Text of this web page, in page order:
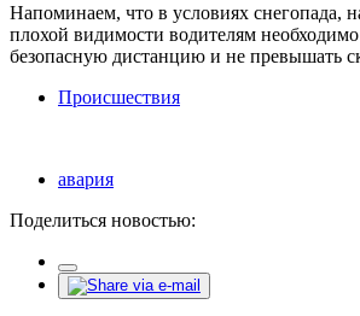
Напоминаем, что в условиях снегопада,
плохой видимости водителям
безопасную дистанцию и не превышать
Происшествия
авария
Поделиться новостью: